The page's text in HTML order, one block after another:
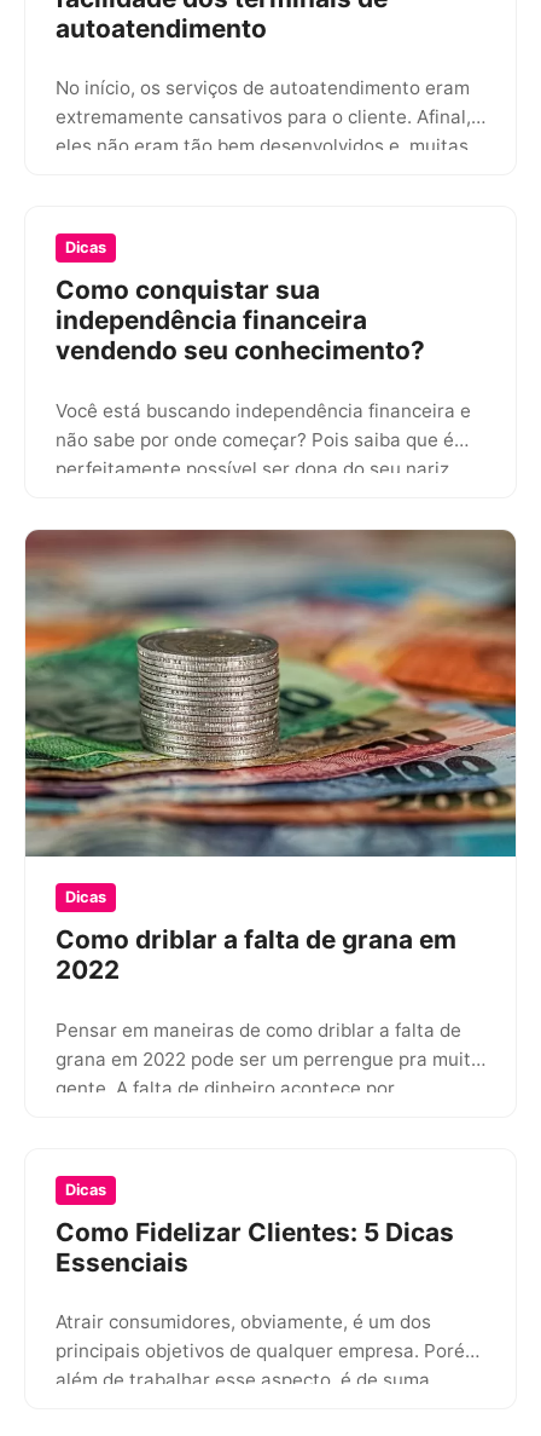
autoatendimento
No início, os serviços de autoatendimento eram
extremamente cansativos para o cliente. Afinal,
eles não eram tão bem desenvolvidos e, muitas
Dicas
Como conquistar sua
independência financeira
vendendo seu conhecimento?
Você está buscando independência financeira e
não sabe por onde começar? Pois saiba que é
perfeitamente possível ser dona do seu nariz
Dicas
Como driblar a falta de grana em
2022
Pensar em maneiras de como driblar a falta de
grana em 2022 pode ser um perrengue pra muita
gente. A falta de dinheiro acontece por…
Dicas
Como Fidelizar Clientes: 5 Dicas
Essenciais
Atrair consumidores, obviamente, é um dos
principais objetivos de qualquer empresa. Porém,
além de trabalhar esse aspecto, é de suma